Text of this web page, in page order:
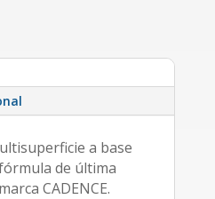
a base
de última
CADENCE.